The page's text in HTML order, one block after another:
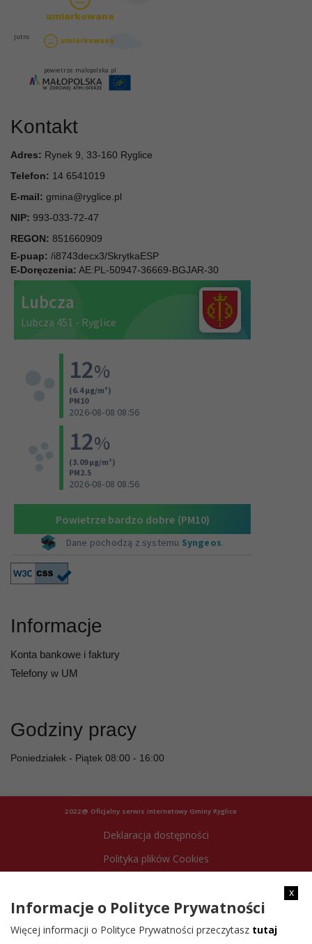
Kontakt
Adres: Rynek 9, 33-160 Ryglice
Telefon: 14 6541019
E-mail: gmina@ryglice.pl
NIP: 993-033-72-47
REGON: 851660909
E-puap: /i8743decx3/SkrytkaESP
E-Doręczenia: AE:PL-50947-36669-BGJAR-30
Informacje
Konta bankowe i faktury
Telefony w UM
Godziny pracy
Poniedziałek - Piątek 08:00 - 16:00
2022@ Oficjalny serwis internetowy Gminy Ryglice
Deklaracja dostępności
Polityka plików Cookies
x
Informacje o Polityce Prywatności
Więcej informacji o Polityce Prywatności przeczytasz tutaj